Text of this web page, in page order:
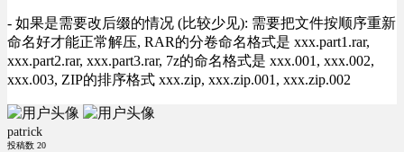
- 如果是需要改后缀的情况 (比较少见): 需要把文件按顺序重新
命名好才能正常解压, RAR的分卷命名格式是 xxx.part1.rar,
xxx.part2.rar, xxx.part3.rar, 7z的命名格式是 xxx.001, xxx.002,
xxx.003, ZIP的排序格式 xxx.zip, xxx.zip.001, xxx.zip.002
patrick
投稿数 20